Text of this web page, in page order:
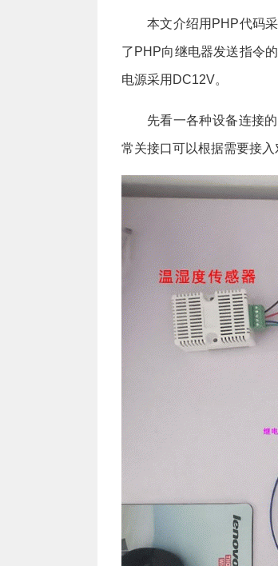
本文介绍用PHP代码
了PHP向继电器发送指令
电源采用DC12V。
先看一各种设备连接
常关接口可以根据需要接入